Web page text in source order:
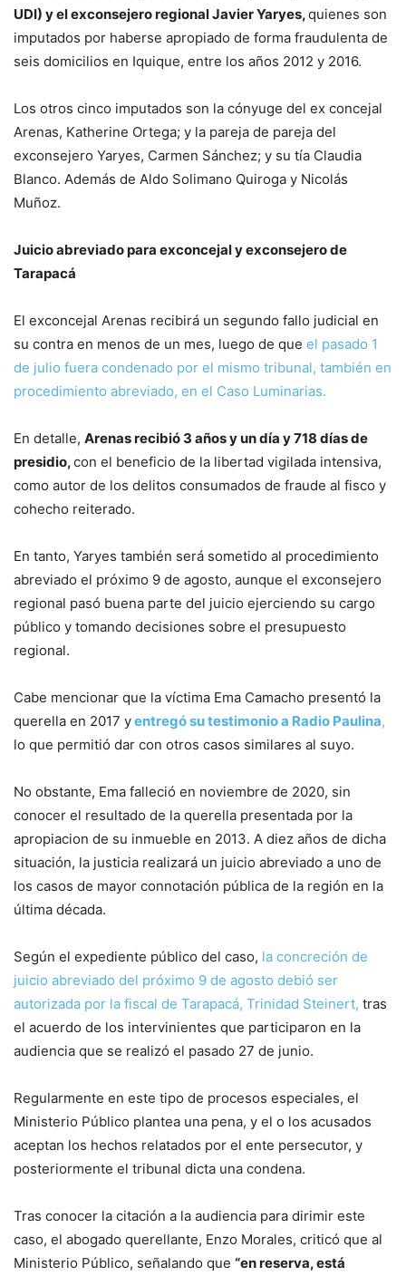
UDI) y el exconsejero regional Javier Yaryes,quienes son
imputados por haberse apropiado de forma fraudulenta de
seis domicilios en Iquique, entre los años 2012 y 2016.
Los otros cinco imputados son la cónyuge del ex concejal
Arenas, Katherine Ortega; y la pareja de pareja del
exconsejero Yaryes, Carmen Sánchez; y su tía Claudia
Blanco. Además de Aldo Solimano Quiroga y Nicolás
Muñoz.
Juicio abreviado para exconcejal y exconsejero de
Tarapacá
El exconcejal Arenas recibirá un segundo fallo judicial en
su contra en menos de un mes, luego de que el pasado 1
de julio fuera condenado por el mismo tribunal, también en
procedimiento abreviado, en el Caso Luminarias.
En detalle, Arenas recibió 3 años y un día y 718 días de
presidio,con el beneficio de la libertad vigilada intensiva,
como autor de los delitos consumados de fraude al fisco y
cohecho reiterado.
En tanto, Yaryes también será sometido al procedimiento
abreviado el próximo 9 de agosto, aunque el exconsejero
regional pasó buena parte del juicio ejerciendo su cargo
público y tomando decisiones sobre el presupuesto
regional.
Cabe mencionar que la víctima Ema Camacho presentó la
querella en 2017 yentregó su testimonio a Radio Paulina,
lo que permitió dar con otros casos similares al suyo.
No obstante, Ema falleció en noviembre de 2020, sin
conocer el resultado de la querella presentada por la
apropiacion de su inmueble en 2013. A diez años de dicha
situación, la justicia realizará un juicio abreviado a uno de
los casos de mayor connotación pública de la región en la
última década.
Según el expediente público del caso, la concreción de
juicio abreviado del próximo 9 de agosto debió ser
autorizada por la fiscal de Tarapacá, Trinidad Steinert, tras
el acuerdo de los intervinientes que participaron en la
audiencia que se realizó el pasado 27 de junio.
Regularmente en este tipo de procesos especiales, el
Ministerio Público plantea una pena, y el o los acusados
aceptan los hechos relatados por el ente persecutor, y
posteriormente el tribunal dicta una condena.
Tras conocer la citación a la audiencia para dirimir este
caso, el abogado querellante, Enzo Morales, criticó que al
Ministerio Público, señalando que “en reserva, está